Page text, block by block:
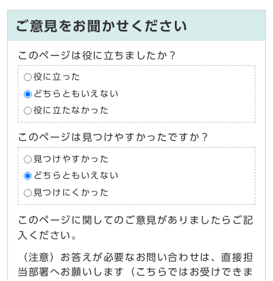
ご意見をお聞かせください
このページは役に立ちましたか？
役に立った
どちらともいえない
役に立たなかった
このページは見つけやすかったですか？
見つけやすかった
どちらともいえない
見つけにくかった
このページに関してのご意見がありましたらご記
入ください。
（注意）お答えが必要なお問い合わせは、直接担
当部署へお願いします（こちらではお受けできま